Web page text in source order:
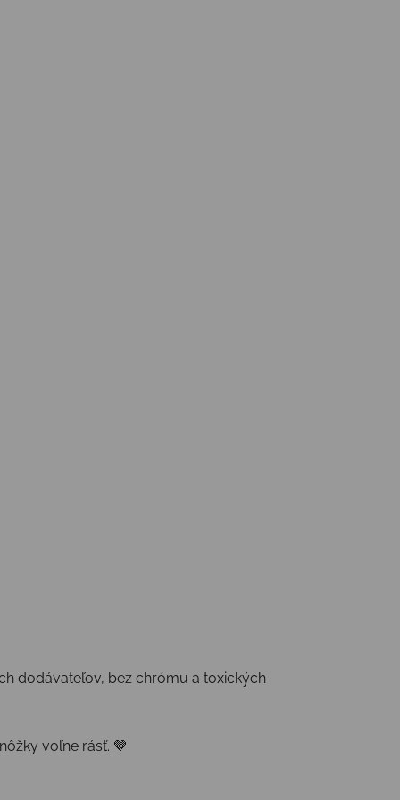
dodávateľov, bez chrómu a toxických
voľne rásť. 🤎